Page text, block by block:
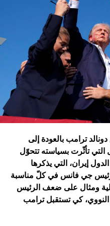
سينهي الحروب
بايدن، قد
لوقف الحرب
نتنياهو
السياسة الأميركية وتعاطي
ترامب بالعودة إلى
التي تأثّرت بسياسته تتحوّل
إيران، التي يذكرها
جي فانس في كلّ مناسبة
ومثال على ضعف الرئيس
النووي، كي تستقبل ترامب